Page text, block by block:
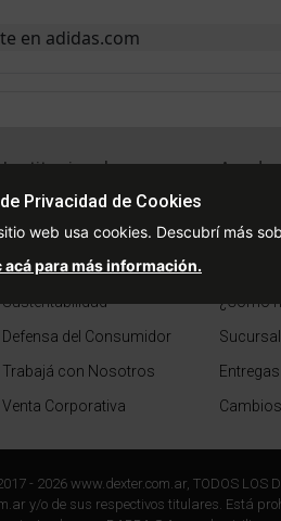
en adidas.com
Institucional
Quiénes Somos
Políticas de Privacidad
Términos y Condiciones
Sustentabilidad
Defensa del Consumidor
Trabajá con Nosotros
Venta Corporativa
Ayuda
¿Cómo
Entregas
Cambios
- 2026 www.dexter.com.ar, TODOS LOS
y/o de sus respectivos titulares. Está
Privacidad de Cookies
web usa cookies. Descubrí más
acá para más información.